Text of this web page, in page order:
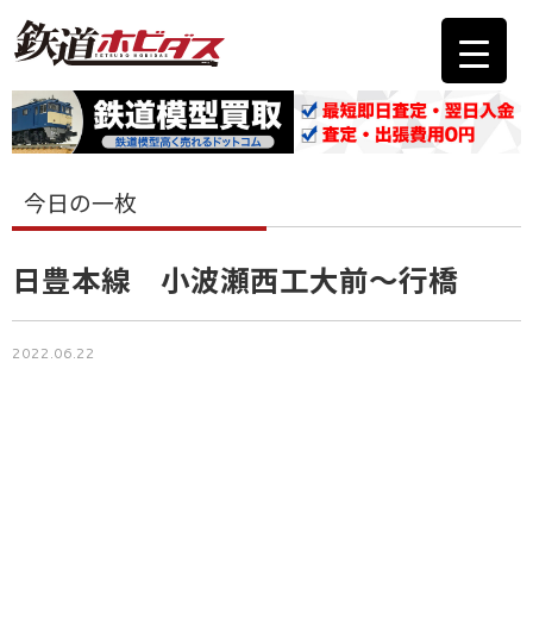
今日の一枚
日豊本線 小波瀬西工大前〜行橋
2022.06.22